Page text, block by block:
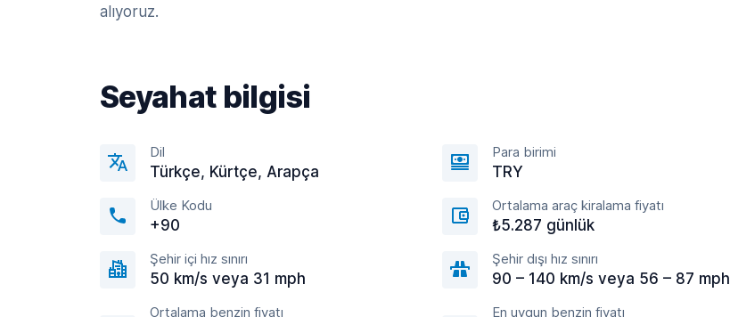
alıyoruz.
Seyahat bilgisi
Dil
Türkçe, Kürtçe, Arapça
Para birimi
TRY
Ülke Kodu
+90
Ortalama araç kiralama fiyatı
₺5.287 günlük
Şehir içi hız sınırı
50 km/s veya 31 mph
Şehir dışı hız sınırı
90 – 140 km/s veya 56 – 87 mph
Ortalama benzin fiyatı En uygun benzin fiyatı